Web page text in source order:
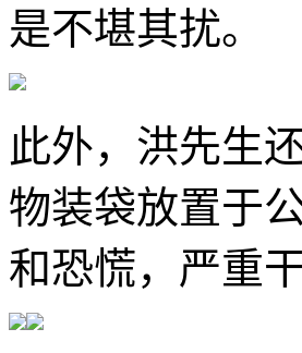
是不堪其扰。
此外，洪先生
物装袋放置于
和恐慌，严重